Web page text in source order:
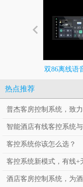
双86离线语
热点推荐
普杰客房控制系统，致
智能酒店有线客控系统
客控系统你该怎么选？
客控系统新模式，有线+
酒店客房控制系统，为